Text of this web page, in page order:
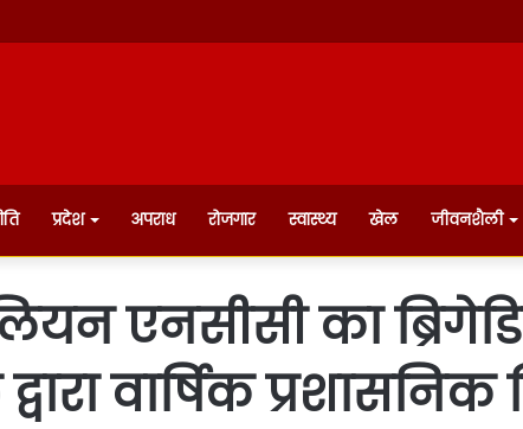
प्रदेश अपराध रोजगार स्वास्थ्य खेल जीवनशैली
एनसीसी का
वार्षिक प्रशासनिक